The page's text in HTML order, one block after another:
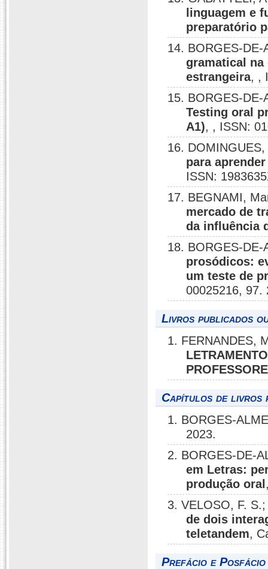
linguagem e
preparatório
14. BORGES-
gramatical
estrangeira, ,
15. BORGES-DE-
Testing oral
A1), , ISSN:
16.
para
ISSN:
17. BEGNAMI,
mercado de
da influência
18. BORGES-
prosódicos:
um teste de
00025216, 97.
Livros publicados
1. FERNANDES,
Capítulos de livros
1. BORGES-
2023.
2. BORGES-DE-
em Letras:
produção oral
3. VELOSO, F.
de dois
teletandem,
Prefácio e